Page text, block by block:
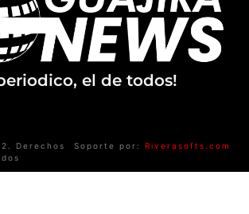
el de todos!
Derechos
Soporte por: Riverasofts.com